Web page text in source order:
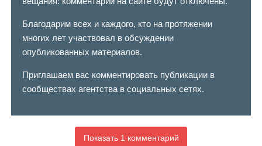
Благодарим всех и каждого, кто на протяжении
многих лет участвовал в обсуждении
опубликованных материалов.
Приглашаем вас комментировать публикации в
сообществах агентства в социальных сетях.
Показать 1 комментарий